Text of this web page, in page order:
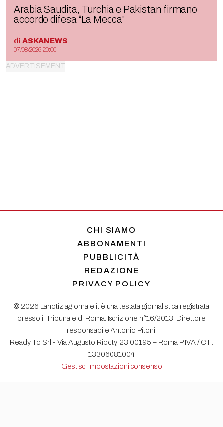
Arabia Saudita, Turchia e Pakistan firmano
accordo difesa “La Mecca”
di ASKANEWS
07/08/2026 20:00
CHI SIAMO
ABBONAMENTI
PUBBLICITÀ
REDAZIONE
PRIVACY POLICY
© 2026 Lanotiziagiornale.it è una testata giornalistica registrata
presso il Tribunale di Roma. Iscrizione n°16/2013. Direttore
responsabile Antonio Pitoni.
Ready To Srl - Via Augusto Riboty, 23 00195 – Roma P.IVA / C.F.
13306081004
Gestisci impostazioni consenso